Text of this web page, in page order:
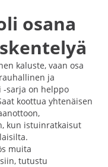
osana
kaluste, vaan osa
ja
sarja on helppo
koottua yhtenäisen
kun istuinratkaisut
muita
tutustu